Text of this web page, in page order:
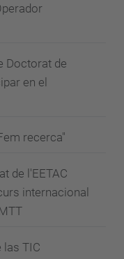
Doctorat de
en el
recerca"
de l'EETAC
internacional
las TIC